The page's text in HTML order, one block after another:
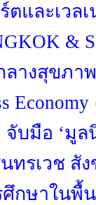
ตและเวล
&
ลางสุขภา
Economy
บมือ ‘มู
ทรเวช สั
ศึกษาในพื้